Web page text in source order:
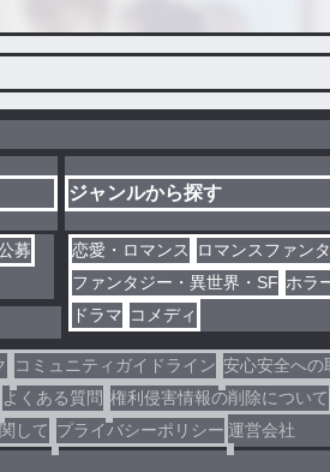
募
ジャンルから探す
恋愛・ロマンス
ロマンスファン
ファンタジー・異世界・SF ホラ
ドラマ コメディ
コミュニティガイドライン 安心安全への
よくある質問 権利侵害情報の削除について
して プライバシーポリシー 運営会社